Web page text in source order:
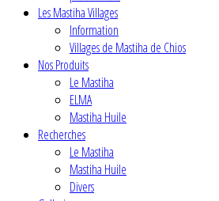
Les Mastiha Villages
Information
Villages de Mastiha de Chios
Nos Produits
Le Mastiha
ELMA
Mastiha Huile
Recherches
Le Mastiha
Mastiha Huile
Divers